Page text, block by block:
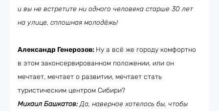
и вы не встретите ни одного человека старше 30 лет
на улице, сплошная молодёжь!
Александр Генерозов: Ну а всё же городу комфортно
в этом законсервированном положении, или он
мечтает, мечтает о развитии, мечтает стать
туристическим центром Сибири?
Михаил Башкатов:Да, наверное хотелось бы, чтобы